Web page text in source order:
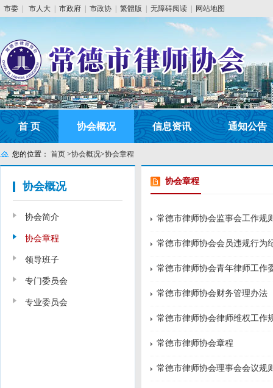
市委 市人大 市政府 市政协 繁體版 无障碍阅读 网站地图
首 页 协会概况 信息资讯 通知公告
您的位置： 首页 >协会概况>协会章程
协会概况
协会简介
协会章程
领导班子
专门委员会
专业委员会
协会章程
常德市律师协会监事会工作规
常德市律师协会会员违规行为
常德市律师协会青年律师工作
常德市律师协会财务管理办法
常德市律师协会律师维权工作
常德市律师协会章程
常德市律师协会理事会会议规